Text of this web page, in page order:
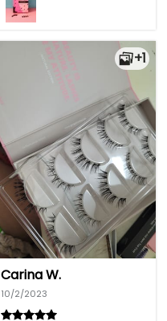
+1
Carina W.
10/2/2023